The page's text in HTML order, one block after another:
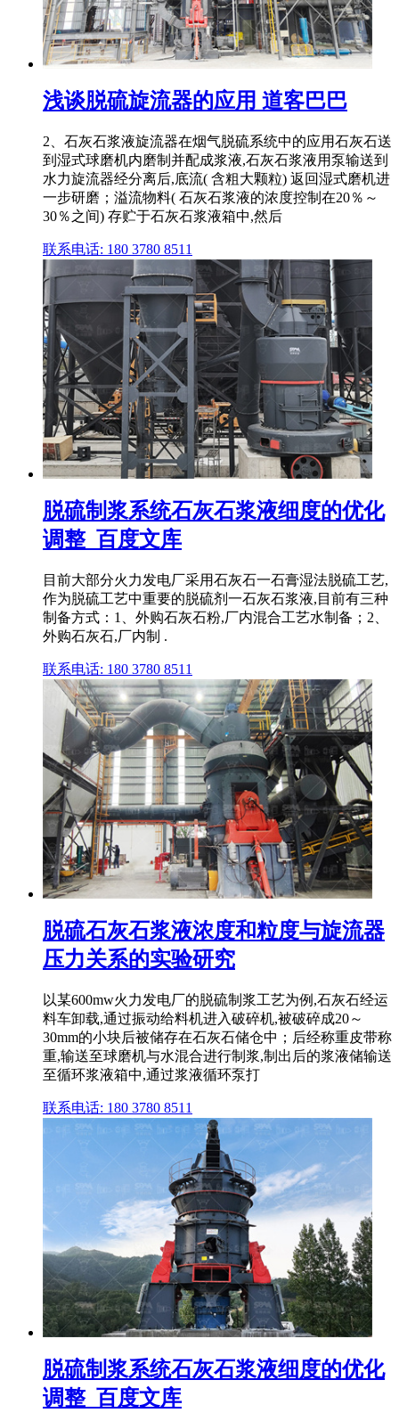
浅谈脱硫旋流器的应用 道客巴巴
2、石灰石浆液旋流器在烟气脱硫系统中的应用石灰石送
到湿式球磨机内磨制并配成浆液,石灰石浆液用泵输送到
水力旋流器经分离后,底流( 含粗大颗粒) 返回湿式磨机进
一步研磨；溢流物料( 石灰石浆液的浓度控制在20％～
30％之间) 存贮于石灰石浆液箱中,然后
联系电话: 180 3780 8511
脱硫制浆系统石灰石浆液细度的优化
调整_百度文库
目前大部分火力发电厂采用石灰石一石膏湿法脱硫工艺,
作为脱硫工艺中重要的脱硫剂一石灰石浆液,目前有三种
制备方式：1、外购石灰石粉,厂内混合工艺水制备；2、
外购石灰石,厂内制 .
联系电话: 180 3780 8511
脱硫石灰石浆液浓度和粒度与旋流器
压力关系的实验研究
以某600mw火力发电厂的脱硫制浆工艺为例,石灰石经运
料车卸载,通过振动给料机进入破碎机,被破碎成20～
30mm的小块后被储存在石灰石储仓中；后经称重皮带称
重,输送至球磨机与水混合进行制浆,制出后的浆液储输送
至循环浆液箱中,通过浆液循环泵打
联系电话: 180 3780 8511
脱硫制浆系统石灰石浆液细度的优化
调整_百度文库